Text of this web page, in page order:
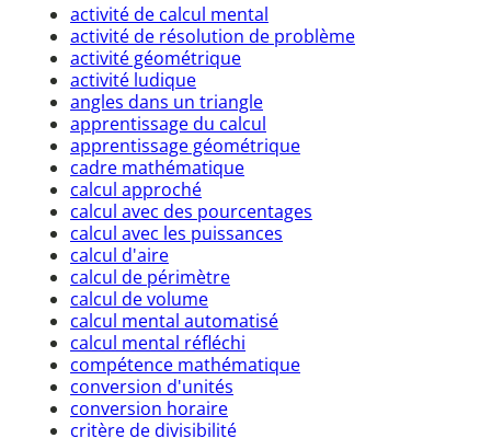
activité de calcul mental
activité de résolution de problème
activité géométrique
activité ludique
angles dans un triangle
apprentissage du calcul
apprentissage géométrique
cadre mathématique
calcul approché
calcul avec des pourcentages
calcul avec les puissances
calcul d'aire
calcul de périmètre
calcul de volume
calcul mental automatisé
calcul mental réfléchi
compétence mathématique
conversion d'unités
conversion horaire
critère de divisibilité